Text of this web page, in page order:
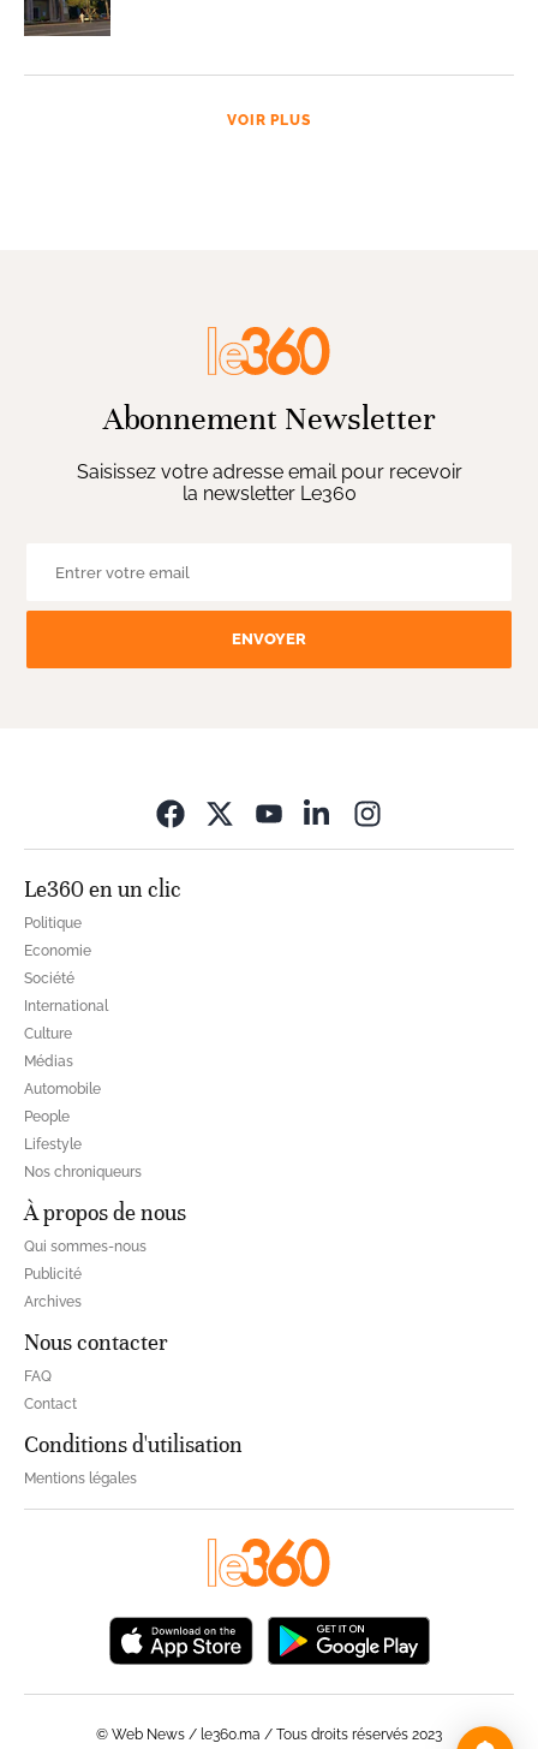
VOIR PLUS
Abonnement Newsletter
Saisissez votre adresse email pour recevoir
la newsletter Le360
ENVOYER
Le360 en un clic
Politique
Economie
Société
International
Culture
Médias
Automobile
People
Lifestyle
Nos chroniqueurs
À propos de nous
Qui sommes-nous
Publicité
Archives
Nous contacter
FAQ
Contact
Conditions d'utilisation
Mentions légales
© Web News / le360.ma / Tous droits réservés 2023